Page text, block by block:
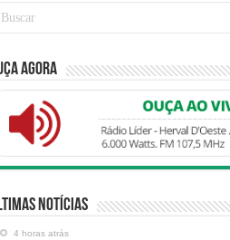
Agora
Notícias
4 horas atrás